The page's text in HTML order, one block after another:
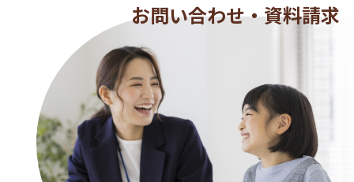
お問い合わせ・資料請求